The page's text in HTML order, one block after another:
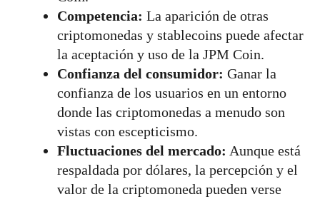
Competencia: La aparición de otras
criptomonedas y stablecoins puede afectar
la aceptación y uso de la JPM Coin.
Confianza del consumidor: Ganar la
confianza de los usuarios en un entorno
donde las criptomonedas a menudo son
vistas con escepticismo.
Fluctuaciones del mercado: Aunque está
respaldada por dólares, la percepción y el
valor de la criptomoneda pueden verse